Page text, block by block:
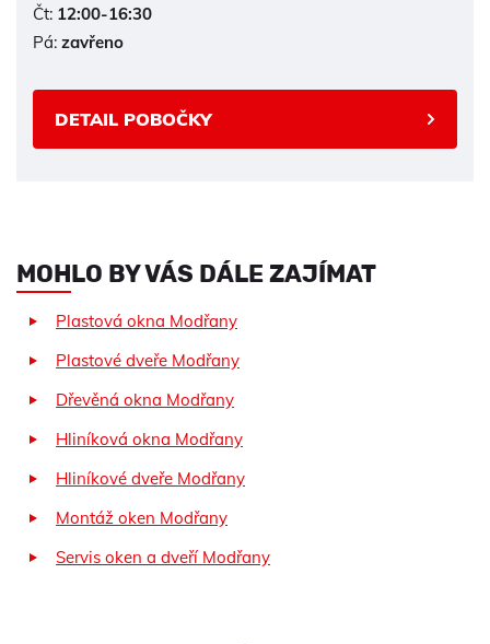
Čt: 12:00-16:30
Pá: zavřeno
DETAIL POBOČKY
MOHLO BY VÁS DÁLE ZAJÍMAT
Plastová okna Modřany
Plastové dveře Modřany
Dřevěná okna Modřany
Hliníková okna Modřany
Hliníkové dveře Modřany
Montáž oken Modřany
Servis oken a dveří Modřany